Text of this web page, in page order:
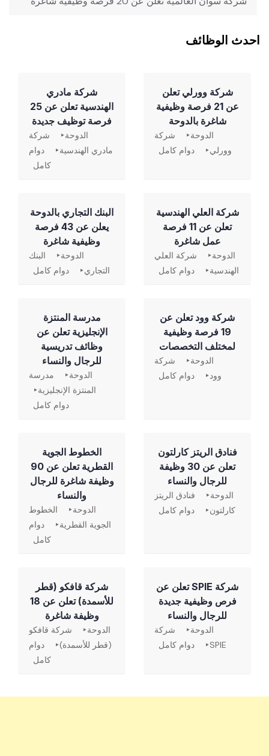
احدث الوظائف
شركة وورلي تعلن
عن 21 فرصة وظيفية
شاغرة بالدوحة
الدوحة
شركة
وورلي
دوام كامل
شركة مادري
الهندسية تعلن عن 25
فرصة توظيف جديدة
الدوحة
شركة
مادري الهندسية
دوام
كامل
شركة العلي الهندسية
تعلن عن 11 فرصة
عمل شاغرة
الدوحة
شركة العلي
الهندسية
دوام كامل
‏البنك التجاري بالدوحة
يعلن عن 43 فرصة
وظيفية شاغرة
الدوحة
البنك
التجاري
دوام كامل
شركة وود تعلن عن
19 فرصة وظيفية
لمختلف التخصصات
الدوحة
شركة
وود
دوام كامل
مدرسة المنتزة
الإنجليزية تعلن عن
وظائف تدريسية
للرجال والنساء
الدوحة
مدرسة
المنتزة الإنجليزية
دوام كامل
فنادق الريتز كارلتون
تعلن عن 30 وظيفة
للرجال والنساء
الدوحة
فنادق الريتز
كارلتون
دوام كامل
الخطوط الجوية
القطرية تعلن عن 90
وظيفة شاغرة للرجال
والنساء
الدوحة
الخطوط
الجوية القطرية
دوام
كامل
شركة SPIE تعلن عن
فرص وظيفية جديدة
للرجال والنساء
الدوحة
شركة
SPIE
دوام كامل
شركة قافكو (قطر
للأسمدة) تعلن عن 18
وظيفة شاغرة
الدوحة
شركة قافكو
(قطر للأسمدة)
دوام
كامل